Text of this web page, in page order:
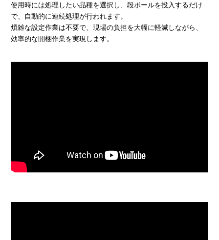
使用時には処理したい品種を選択し、段ボールを投入するだけ
で、自動的に連続処理が行われます。
煩雑な設定作業は不要で、現場の負担を大幅に軽減しながら、
効率的な開梱作業を実現します。